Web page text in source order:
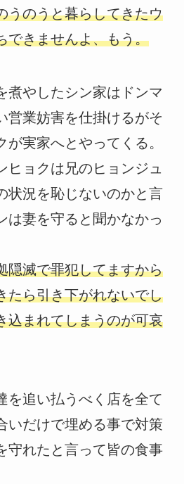
うのうと暮らしてきたウ
できませんよ、もう。
煮やしたシン家はドンマ
営業妨害を仕掛けるがそ
実家へとやってくる。
ヒョクは兄のヒョンジュ
状況を恥じないのかと言
は妻を守ると聞かなかっ
隠滅で罪犯してますから
たら引き下がれないでし
まれてしまうのが可哀
を追い払うべく店を全て
いだけで埋める事で対策
守れたと言って皆の食事